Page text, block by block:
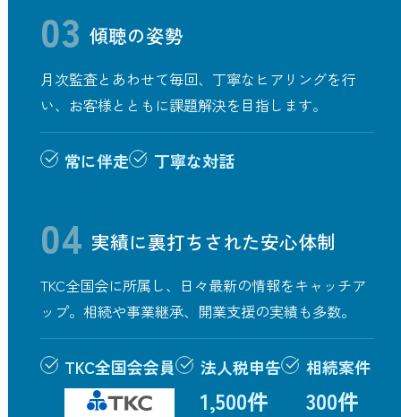
03 傾聴の姿勢
月次監査とあわせて毎回、丁寧なヒアリングを行
い、お客様とともに課題解決を目指します。
常に伴走 丁寧な対話
04 実績に裏打ちされた安心体制
TKC全国会に所属し、日々最新の情報をキャッチア
ップ。相続や事業継承、開業支援の実績も多数。
TKC全国会会員 法人税申告
1,500件
相続案件
300件